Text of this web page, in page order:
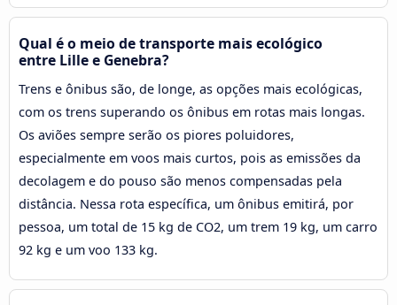
Qual é o meio de transporte mais ecológico
entre Lille e Genebra?
Trens e ônibus são, de longe, as opções mais ecológicas,
com os trens superando os ônibus em rotas mais longas.
Os aviões sempre serão os piores poluidores,
especialmente em voos mais curtos, pois as emissões da
decolagem e do pouso são menos compensadas pela
distância. Nessa rota específica, um ônibus emitirá, por
pessoa, um total de 15 kg de CO2, um trem 19 kg, um carro
92 kg e um voo 133 kg.